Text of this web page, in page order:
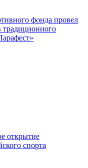
фонда провел
традиционного
открытие
спорта